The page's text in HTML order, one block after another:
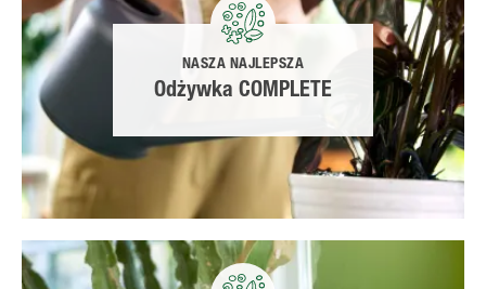
NASZA NAJLEPSZA
Odżywka COMPLETE